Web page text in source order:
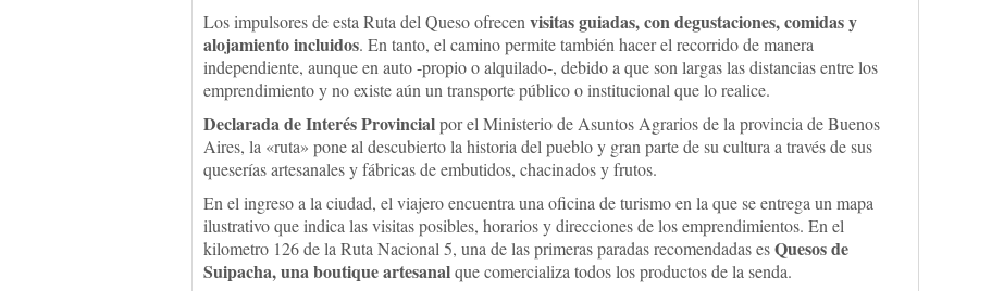
Los impulsores de esta Ruta del Queso ofrecen visitas guiadas, con degustaciones, comidas y
alojamiento incluidos. En tanto, el camino permite también hacer el recorrido de manera
independiente, aunque en auto -propio o alquilado-, debido a que son largas las distancias entre los
emprendimiento y no existe aún un transporte público o institucional que lo realice.
Declarada de Interés Provincialpor el Ministerio de Asuntos Agrarios de la provincia de Buenos
Aires, la «ruta» pone al descubierto la historia del pueblo y gran parte de su cultura a través de sus
queserías artesanales y fábricas de embutidos, chacinados y frutos.
En el ingreso a la ciudad, el viajero encuentra una oficina de turismo en la que se entrega un mapa
ilustrativo que indica las visitas posibles, horarios y direcciones de los emprendimientos. En el
kilometro 126 de la Ruta Nacional 5, una de las primeras paradas recomendadas esQuesos de
Suipacha, una boutique artesanalque comercializa todos los productos de la senda.